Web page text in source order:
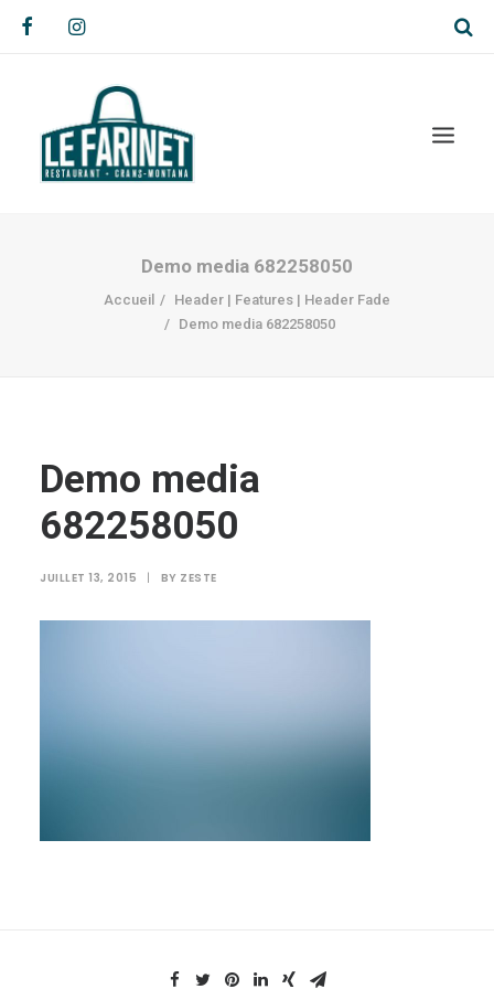
Demo media 682258050
Accueil
Header | Features | Header Fade
Demo media 682258050
Demo media
682258050
JUILLET 13, 2015 | BY ZESTE